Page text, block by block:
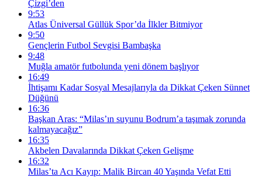
Çizgi’den
9:53
Atlas Üniversal Güllük Spor’da İlkler Bitmiyor
9:50
Gençlerin Futbol Sevgisi Bambaşka
9:48
Muğla amatör futbolunda yeni dönem başlıyor
16:49
İhtişamı Kadar Sosyal Mesajlarıyla da Dikkat Çeken Sünnet
Düğünü
16:36
Başkan Aras: “Milas’ın suyunu Bodrum’a taşımak zorunda
kalmayacağız”
16:35
Akbelen Davalarında Dikkat Çeken Gelişme
16:32
Milas’ta Acı Kayıp: Malik Bircan 40 Yaşında Vefat Etti